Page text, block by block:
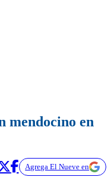
mendocino en
Agrega El Nueve en